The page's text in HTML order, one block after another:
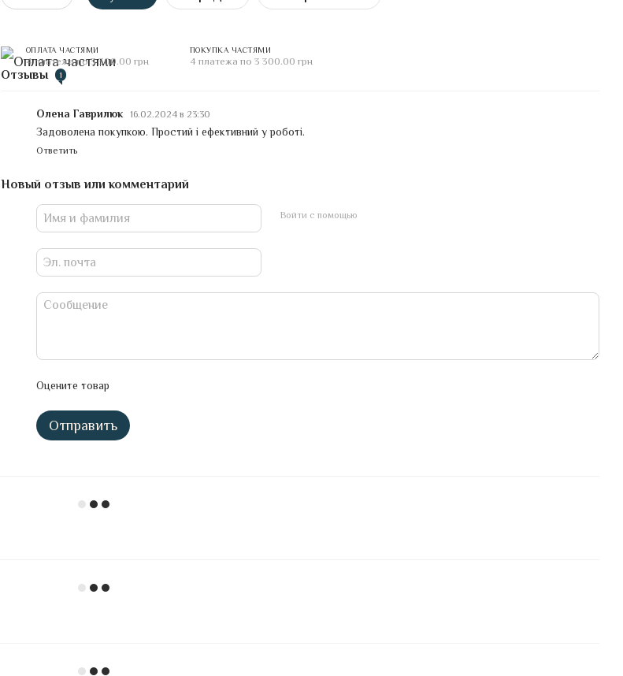
ОПЛАТА ЧАСТЯМИ
4 платежа по 3 300.00 грн
ПОКУПКА ЧАСТЯМИ
4 платежа по 3 300.00 грн
Отзывы 1
Олена Гаврилюк 16.02.2024 в 23:30
Задоволена покупкою. Простий і ефективний у роботі.
Ответить
Новый отзыв или комментарий
Войти с помощью
Оцените товар
Отправить